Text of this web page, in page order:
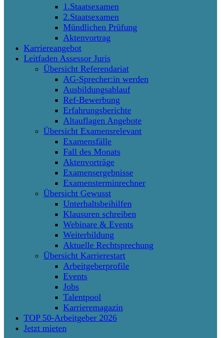
1.Staatsexamen
2.Staatsexamen
Mündlichen Prüfung
Aktenvortrag
Karriereangebot
Leitfaden Assessor Juris
Übersicht Referendariat
AG-Sprecher:in werden
Ausbildungsablauf
Ref-Bewerbung
Erfahrungsberichte
Altauflagen Angebote
Übersicht Examensrelevant
Examensfälle
Fall des Monats
Aktenvorträge
Examensergebnisse
Examensterminrechner
Übersicht Gewusst
Unterhaltsbeihilfen
Klausuren schreiben
Webinare & Events
Weiterbildung
Aktuelle Rechtsprechung
Übersicht Karrierestart
Arbeitgeberprofile
Events
Jobs
Talentpool
Karrieremagazin
TOP 50-Arbeitgeber 2026
Jetzt mieten